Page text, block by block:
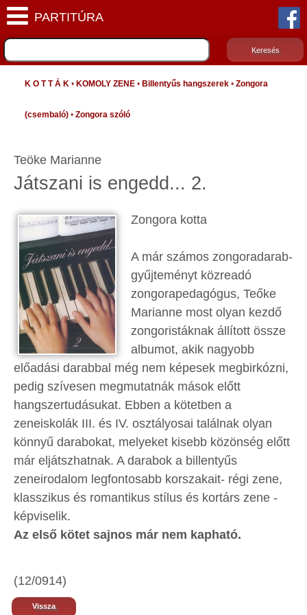
K O T T Á K • KOMOLY ZENE • Billentyűs hangszerek • Zongora
(csembaló) • Zongora szóló
Teöke Marianne
Játszani is engedd... 2.
Zongora kotta
A már számos zongoradarab-
gyűjteményt közreadó
zongorapedagógus, Teőke
Marianne most olyan kezdő
zongoristáknak állított össze
albumot, akik nagyobb
előadási darabbal még nem képesek megbirkózni,
pedig szívesen megmutatnák mások előtt
hangszertudásukat. Ebben a kötetben a
zeneiskolák III. és IV. osztályosai találnak olyan
könnyű darabokat, melyeket kisebb közönség előtt
már eljátszhatnak. A darabok a billentyűs
zeneirodalom legfontosabb korszakait- régi zene,
klasszikus és romantikus stílus és kortárs zene -
képviselik.
Az első kötet sajnos már nem kapható.
(12/0914)
Vissza